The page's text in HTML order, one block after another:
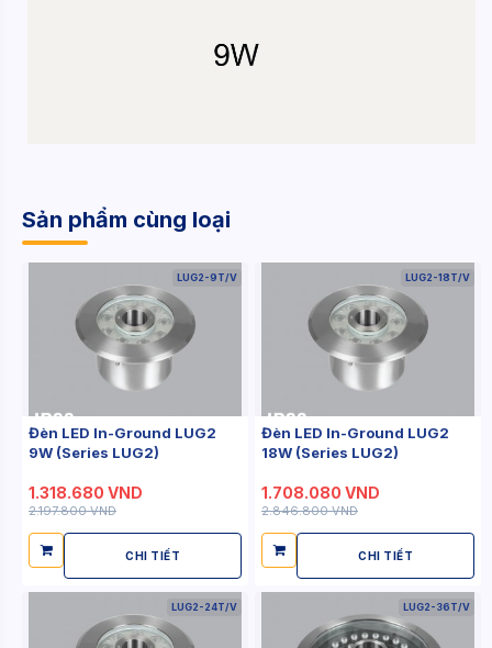
Sản phẩm cùng loại
LUG2-9T/V
Đèn LED In-Ground LUG2
9W (Series LUG2)
1.318.680 VND
2.197.800 VND
CHI TIẾT
LUG2-18T/V
Đèn LED In-Ground LUG2
18W (Series LUG2)
1.708.080 VND
2.846.800 VND
CHI TIẾT
LUG2-24T/V LUG2-36T/V